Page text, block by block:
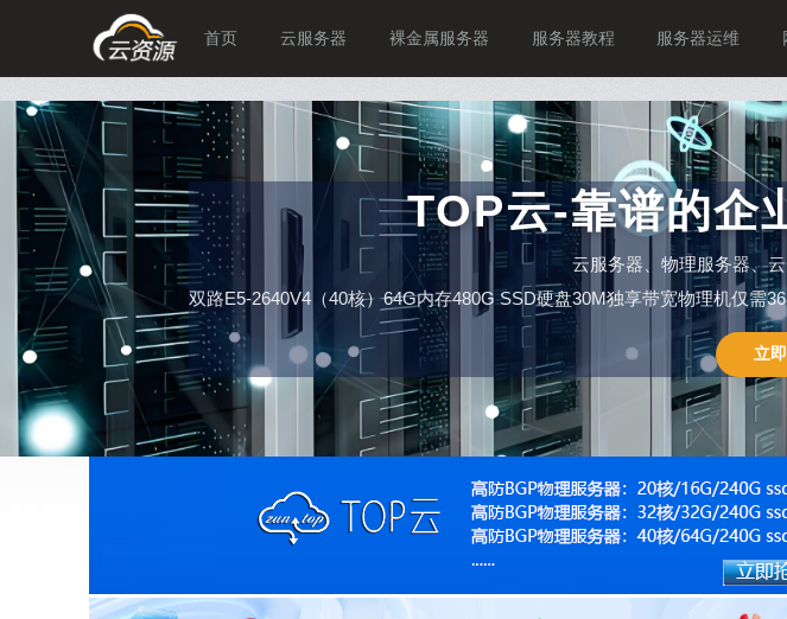
TOP云-靠谱的企
云服务器、物理服务器、
双路E5-2640V4（40核）64G内存480G SSD硬盘30M独享带宽物理机仅需
立
首页 云服务器 裸金属服务器 服务器教程 服务器运维